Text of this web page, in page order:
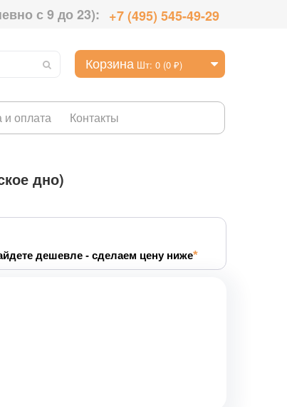
с 9 до 23): +7 (495) 545-49-29
Корзина Шт: 0 (0 ₽)
и оплата Контакты
дно)
дешевле - сделаем цену ниже